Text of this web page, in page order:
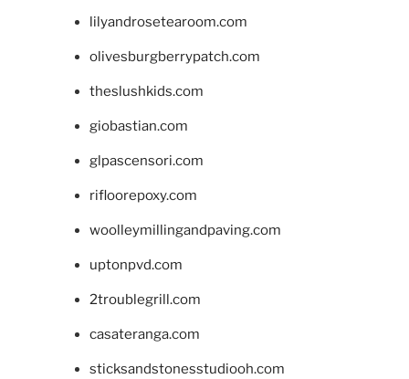
lilyandrosetearoom.com
olivesburgberrypatch.com
theslushkids.com
giobastian.com
glpascensori.com
rifloorepoxy.com
woolleymillingandpaving.com
uptonpvd.com
2troublegrill.com
casateranga.com
sticksandstonesstudiooh.com